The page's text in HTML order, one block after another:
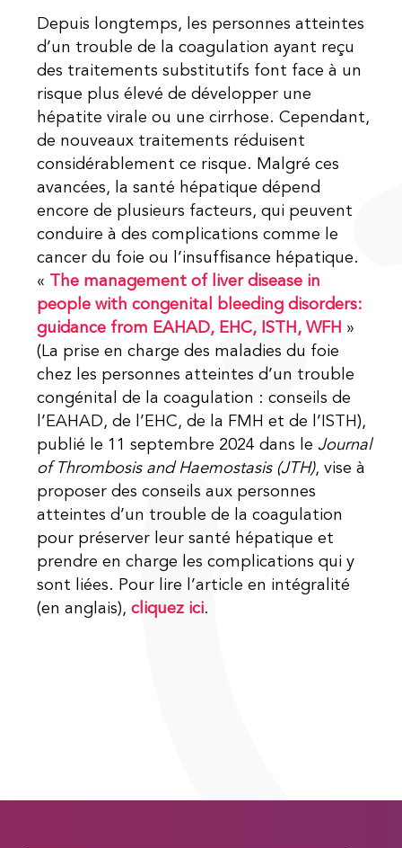
Depuis longtemps, les personnes atteintes
d’un trouble de la coagulation ayant reçu
des traitements substitutifs font face à un
risque plus élevé de développer une
hépatite virale ou une cirrhose. Cependant,
de nouveaux traitements réduisent
considérablement ce risque. Malgré ces
avancées, la santé hépatique dépend
encore de plusieurs facteurs, qui peuvent
conduire à des complications comme le
cancer du foie ou l’insuffisance hépatique.
«
The management of liver disease in
people with congenital bleeding disorders:
guidance from EAHAD, EHC, ISTH, WFH »
(La prise en charge des maladies du foie
chez les personnes atteintes d’un trouble
congénital de la coagulation : conseils de
l’EAHAD, de l’EHC, de la FMH et de l’ISTH),
publié le 11 septembre 2024 dans le Journal
of Thrombosis and Haemostasis (JTH), vise à
proposer des conseils aux personnes
atteintes d’un trouble de la coagulation
pour préserver leur santé hépatique et
prendre en charge les complications qui y
sont liées. Pour lire l’article en intégralité
(en anglais),cliquez ici.